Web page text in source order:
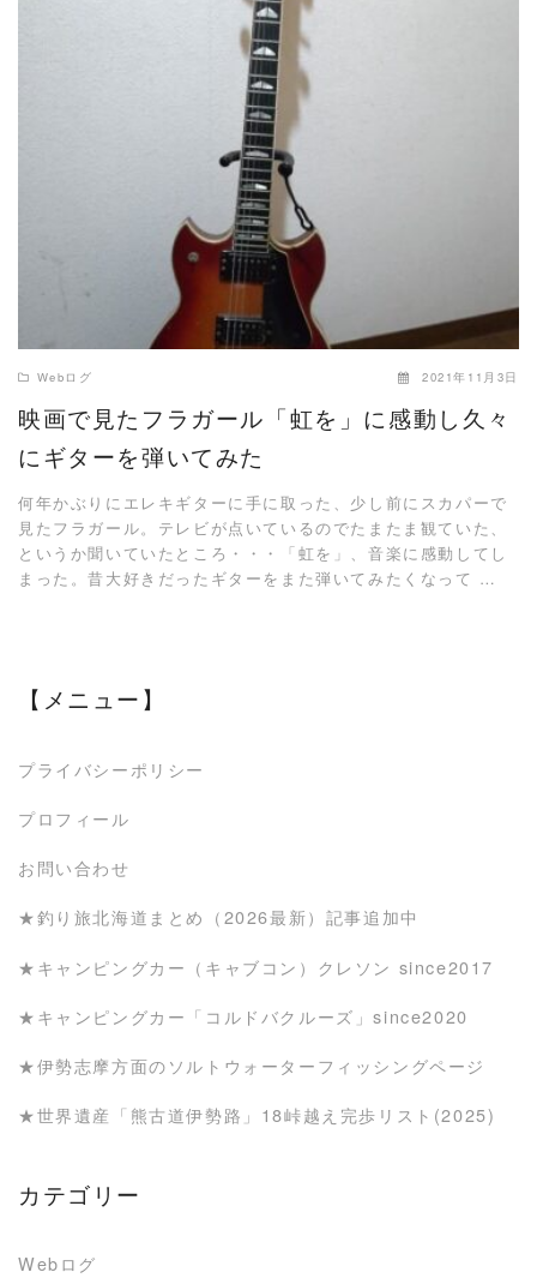
READ MORE
Webログ 2021年11月3日
映画で見たフラガール「虹を」に感動し久々
にギターを弾いてみた
何年かぶりにエレキギターに手に取った、少し前にスカパーで
見たフラガール。テレビが点いているのでたまたま観ていた、
というか聞いていたところ・・・「虹を」、音楽に感動してし
まった。昔大好きだったギターをまた弾いてみたくなって …
【メニュー】
プライバシーポリシー
プロフィール
お問い合わせ
★釣り旅北海道まとめ（2026最新）記事追加中
★キャンピングカー（キャブコン）クレソン since2017
★キャンピングカー「コルドバクルーズ」since2020
★伊勢志摩方面のソルトウォーターフィッシングページ
★世界遺産「熊古道伊勢路」18峠越え完歩リスト(2025)
カテゴリー
Webログ